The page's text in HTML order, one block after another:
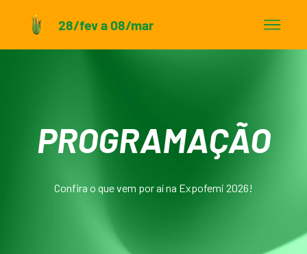
28/fev a 08/mar
PROGRAMAÇÃO
Confira o que vem por aí na Expofemi 2026!